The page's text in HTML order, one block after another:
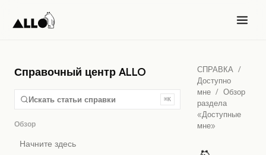
Справочный центр ALLO
Искать статьи справки ⌘K
Обзор
Начните здесь
СПРАВКА /
Доступно
мне / Обзор
раздела
«Доступные
мне»